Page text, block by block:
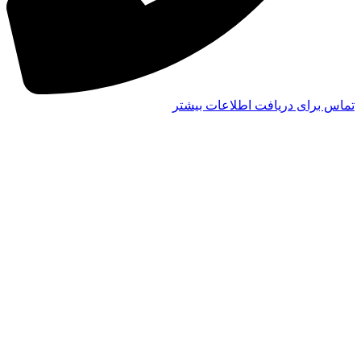
تماس برای دریافت اطلاعات بیشتر